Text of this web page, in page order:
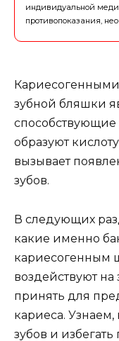
индивидуальной
противопоказания,
зубной бляшки
способствующие
образуют
вызывает
зубов.
В следующих
какие именно
кариесогенным
воздействуют
принять для
кариеса.
зубов и